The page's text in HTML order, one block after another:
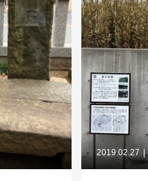
2019.02.27